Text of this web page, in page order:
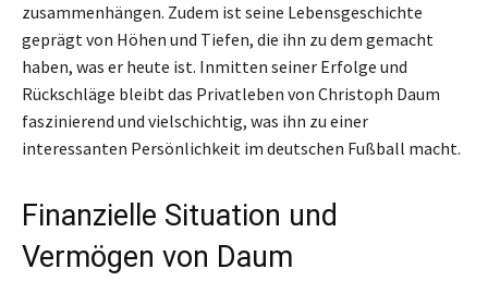
zusammenhängen. Zudem ist seine Lebensgeschichte
geprägt von Höhen und Tiefen, die ihn zu dem gemacht
haben, was er heute ist. Inmitten seiner Erfolge und
Rückschläge bleibt das Privatleben von Christoph Daum
faszinierend und vielschichtig, was ihn zu einer
interessanten Persönlichkeit im deutschen Fußball macht.
Finanzielle Situation und
Vermögen von Daum